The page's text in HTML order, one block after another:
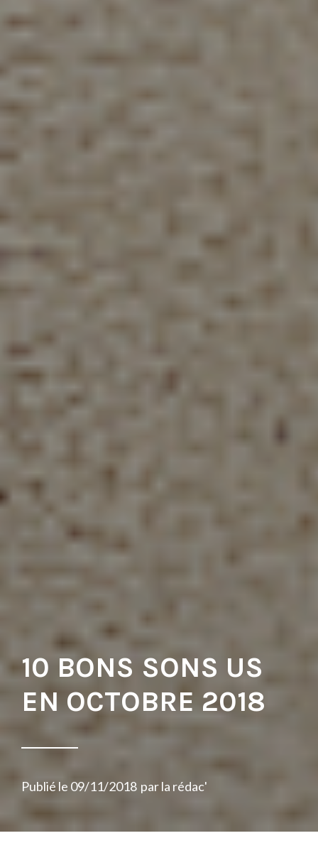
10 BONS SONS US
EN OCTOBRE 2018
Publié le 09/11/2018 parla rédac'